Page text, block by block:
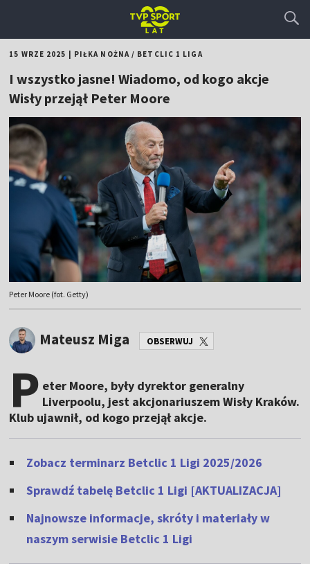
15 WRZE 2025 PIŁKA NOŻNA/ BETCLIC 1 LIGA
I wszystko jasne! Wiadomo, od kogo akcje
Wisły przejął Peter Moore
Peter Moore (fot. Getty)
Mateusz Miga OBSERWUJ
P eter Moore, były dyrektor generalny
Liverpoolu, jest akcjonariuszem Wisły Kraków.
Klub ujawnił, od kogo przejął akcje.
Zobacz terminarz Betclic 1 Ligi 2025/2026
Sprawdź tabelę Betclic 1 Ligi [AKTUALIZACJA]
Najnowsze informacje, skróty i materiały w
naszym serwisie Betclic 1 Ligi